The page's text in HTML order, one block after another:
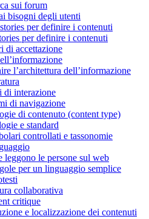
sui forum
bisogni degli utenti
per definire i contenuti
per definire i contenuti
di accettazione
l’architettura dell’informazione
di interazione
di navigazione
di contenuto (content type)
e standard
controllati e tassonomie
leggono le persone sul web
per un linguaggio semplice
collaborativa
critique
e localizzazione dei contenuti